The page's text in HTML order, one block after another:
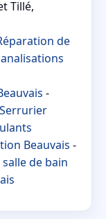
Tillé,
de
-
Serrurier
Beauvais -
de bain